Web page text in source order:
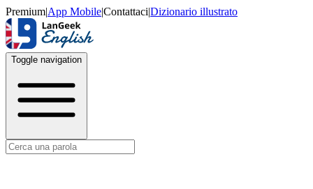
Premium|App Mobile|Contattaci|Dizionario illustrato
Toggle navigation